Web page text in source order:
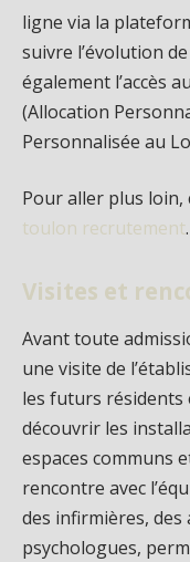
ligne via la
suivre l’évolution
également l’accès
(Allocation
Personnalisée au
Pour aller plus
toulon recrutement.
Visites et
Avant toute
une visite de
les futurs
découvrir les
espaces communs
rencontre avec
des infirmières,
psychologues,